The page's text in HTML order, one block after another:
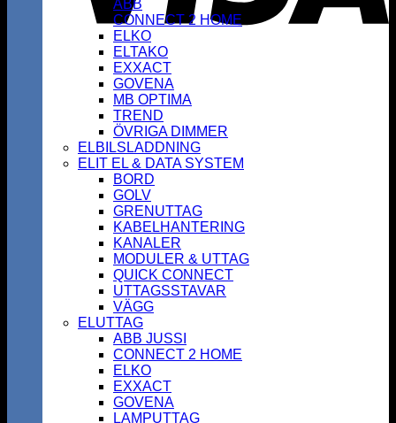
ABB
CONNECT 2 HOME
ELKO
ELTAKO
EXXACT
GOVENA
MB OPTIMA
TREND
ÖVRIGA DIMMER
ELBILSLADDNING
ELIT EL & DATA SYSTEM
BORD
GOLV
GRENUTTAG
KABELHANTERING
KANALER
MODULER & UTTAG
QUICK CONNECT
UTTAGSSTAVAR
VÄGG
ELUTTAG
ABB JUSSI
CONNECT 2 HOME
ELKO
EXXACT
GOVENA
LAMPUTTAG